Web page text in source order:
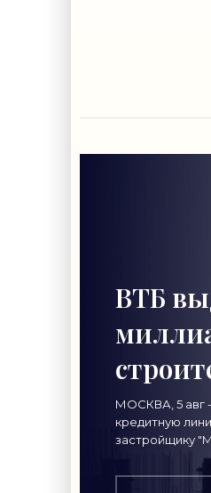
ВТБ
МОСКВА, 5 авг
кредитную
застройщику
"Монолит") в